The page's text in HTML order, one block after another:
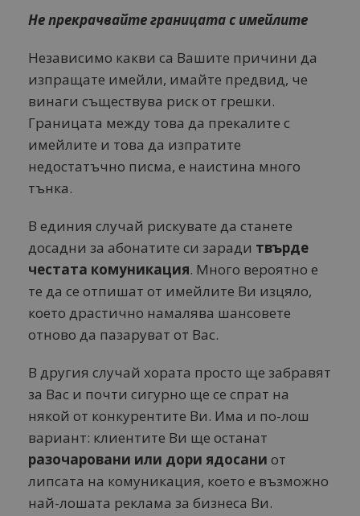
Не прекрачвайте границата с имейлите
Независимо какви са Вашите причини да
изпращате имейли, имайте предвид, че
винаги съществува риск от грешки.
Границата между това да прекалите с
имейлите и това да изпратите
недостатъчно писма, е наистина много
тънка.
В единия случай рискувате да станете
досадни за абонатите си заради твърде
честата комуникация. Много вероятно е
те да се отпишат от имейлите Ви изцяло,
което драстично намалява шансовете
отново да пазаруват от Вас.
В другия случай хората просто ще забравят
за Вас и почти сигурно ще се спрат на
някой от конкурентите Ви. Има и по-лош
вариант: клиентите Ви ще останат
разочаровани или дори ядосани от
липсата на комуникация, което е възможно
най-лошата реклама за бизнеса Ви.